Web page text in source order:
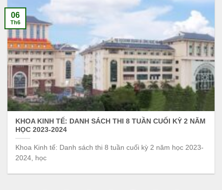
KHOA KINH TẾ: DANH SÁCH THI 8 TUẦN CUỐI KỲ 2 NĂM
HỌC 2023-2024
Khoa Kinh tế: Danh sách thi 8 tuần cuối kỳ 2 năm học 2023-
2024, học
06
Th6